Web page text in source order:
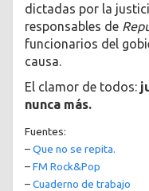
dictadas por la
responsables de
funcionarios del
causa.
El clamor de todos:
nunca más.
Fuentes:
–Que no se repita.
–FM Rock&Pop
–Cuaderno de trabajo